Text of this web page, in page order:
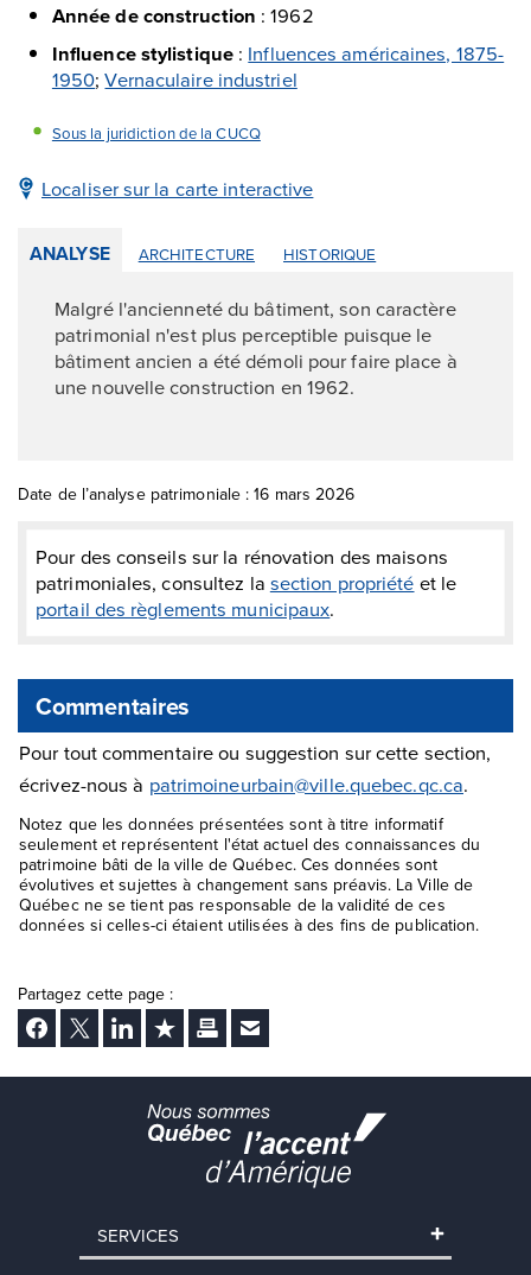
Année de construction :1962
Influence stylistique: Influences américaines, 1875-
1950;Vernaculaire industriel
Sous la juridiction de la CUCQ
Localiser sur la carte interactive
ANALYSE ARCHITECTURE HISTORIQUE
Malgré l'ancienneté du bâtiment, son caractère
patrimonial n'est plus perceptible puisque le
bâtiment ancien a été démoli pour faire place à
une nouvelle construction en 1962.
Date de l’analyse patrimoniale : 16 mars 2026
Pour des conseils sur la rénovation des maisons
patrimoniales, consultez la section propriété et le
portail des règlements municipaux.
Commentaires
Pour tout commentaire ou suggestion sur cette section,
écrivez-nous à patrimoineurbain@ville.quebec.qc.ca.
Notez que les données présentées sont à titre informatif
seulement et représentent l'état actuel des connaissances du
patrimoine bâti de la ville de Québec. Ces données sont
évolutives et sujettes à changement sans préavis. La Ville de
Québec ne se tient pas responsable de la validité de ces
données si celles-ci étaient utilisées à des fins de publication.
Partagez cette page :
Facebook
Twitter LinkedInAjouter aux favoris
ImprimerEnvoyer Ã un ami
SERVICES